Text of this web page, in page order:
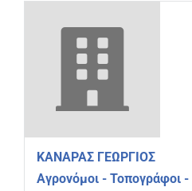
ΚΑΝΑΡΑΣ ΓΕΩΡΓΙΟΣ
Αγρονόμοι - Τοπογράφοι -